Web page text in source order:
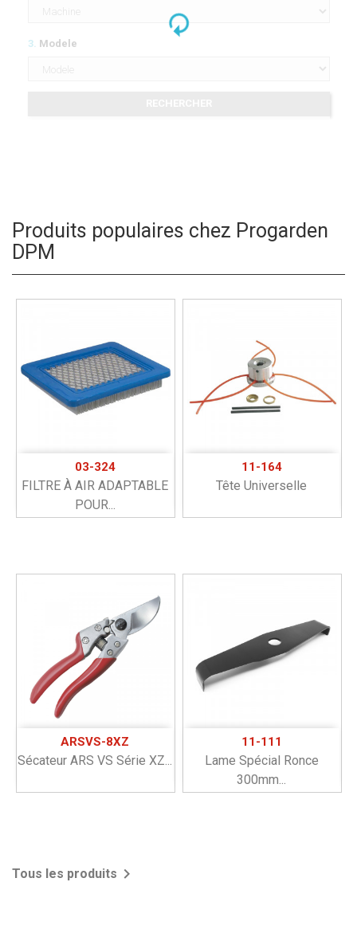
refresh
3. Modele
Produits populaires chez Progarden
DPM
03-324
FILTRE À AIR ADAPTABLE
POUR...
11-164
Tête Universelle
ARSVS-8XZ
Sécateur ARS VS Série XZ...
11-111
Lame Spécial Ronce
300mm...
Tous les produits 